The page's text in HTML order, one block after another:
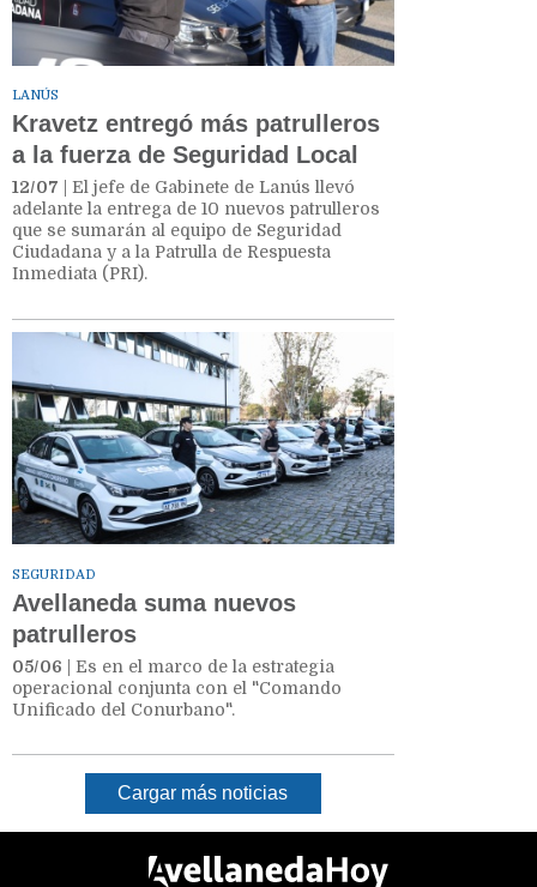
LANÚS
Kravetz entregó más patrulleros
a la fuerza de Seguridad Local
12/07 | El jefe de Gabinete de Lanús llevó
adelante la entrega de 10 nuevos patrulleros
que se sumarán al equipo de Seguridad
Ciudadana y a la Patrulla de Respuesta
Inmediata (PRI).
SEGURIDAD
Avellaneda suma nuevos
patrulleros
05/06 | Es en el marco de la estrategia
operacional conjunta con el "Comando
Unificado del Conurbano".
Cargar más noticias